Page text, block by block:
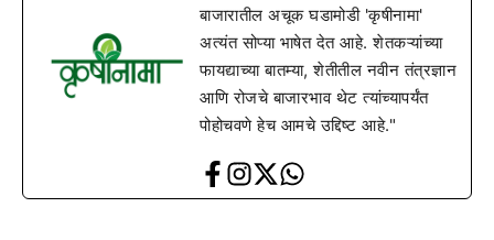
बाजारातील अचूक घडामोडी 'कृषीनामा'
अत्यंत सोप्या भाषेत देत आहे. शेतकऱ्यांच्या
फायद्याच्या बातम्या, शेतीतील नवीन तंत्रज्ञान
आणि रोजचे बाजारभाव थेट त्यांच्यापर्यंत
पोहोचवणे हेच आमचे उद्दिष्ट आहे."